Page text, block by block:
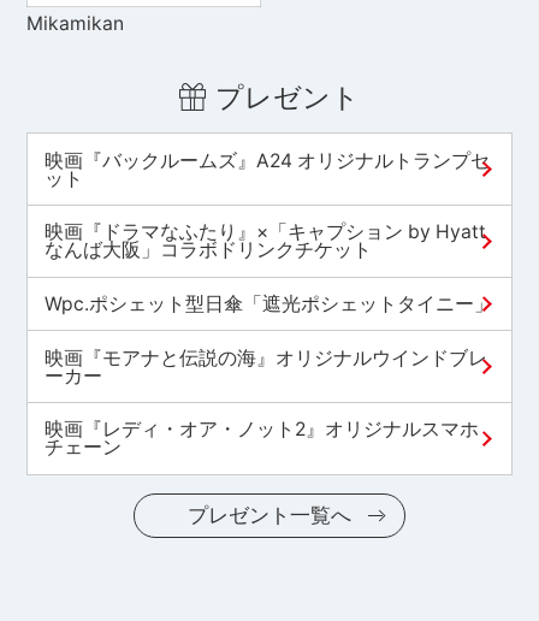
Mikamikan
プレゼント
映画『バックルームズ』A24 オリジナルトランプセ
ット
映画『ドラマなふたり』×「キャプション by Hyatt
なんば大阪」コラボドリンクチケット
Wpc.ポシェット型日傘「遮光ポシェットタイニー」
映画『モアナと伝説の海』オリジナルウインドブレ
ーカー
映画『レディ・オア・ノット2』オリジナルスマホ
チェーン
プレゼント一覧へ